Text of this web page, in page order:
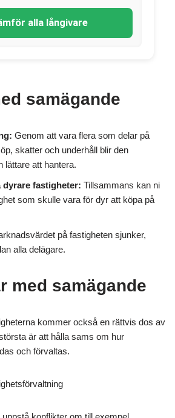
alla långivare
samägande
Genom att vara flera som delar på
skatter och underhåll blir den
lättare att hantera.
fastigheter: Tillsammans kan ni
som skulle vara för dyr att köpa på
på fastigheten sjunker,
alla delägare.
med samägande
kommer också en rättvis dos av
är att hålla sams om hur
och förvaltas.